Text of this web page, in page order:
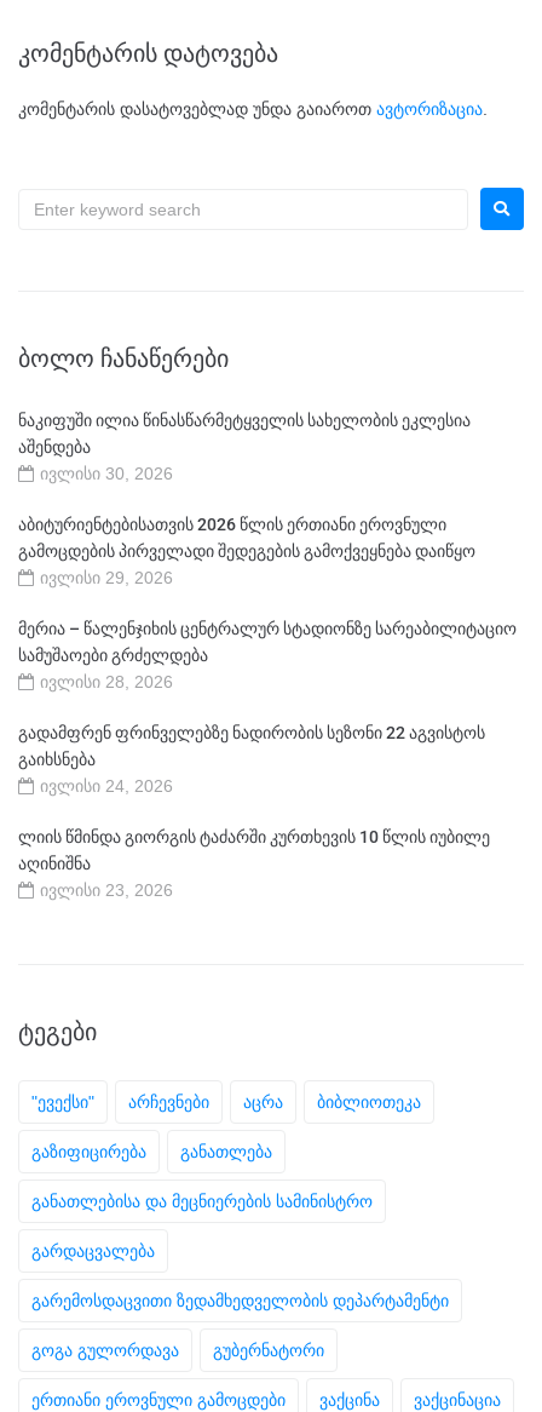
კომენტარის დატოვება
კომენტარის დასატოვებლად უნდა გაიაროთ ავტორიზაცია
ᲑᲝᲚᲝ ᲩᲐᲜᲐᲬᲔᲠᲔᲑᲘ
ნაკიფუში ილია წინასწარმეტყველის სახელობის ეკლესია
აშენდება
ივლისი 30, 2026
აბიტურიენტებისათვის 2026 წლის ერთიანი ეროვნული
გამოცდების პირველადი შედეგების გამოქვეყნება დაიწყო
ივლისი 29, 2026
მერია – წალენჯიხის ცენტრალურ სტადიონზე სარეაბილიტაციო
სამუშაოები გრძელდება
ივლისი 28, 2026
გადამფრენ ფრინველებზე ნადირობის სეზონი 22 აგვისტოს
გაიხსნება
ივლისი 24, 2026
ლიის წმინდა გიორგის ტაძარში კურთხევის 10 წლის იუბილე
აღინიშნა
ივლისი 23, 2026
ᲢᲔᲒᲔᲑᲘ
"ევექსი" არჩევნები აცრა ბიბლიოთეკა
გაზიფიცირება განათლება
განათლებისა და მეცნიერების სამინისტრო
გარდაცვალება
გარემოსდაცვითი ზედამხედველობის დეპარტამენტი
გოგა გულორდავა გუბერნატორი
ერთიანი ეროვნული გამოცდები ვაქცინა ვაქცინაცია